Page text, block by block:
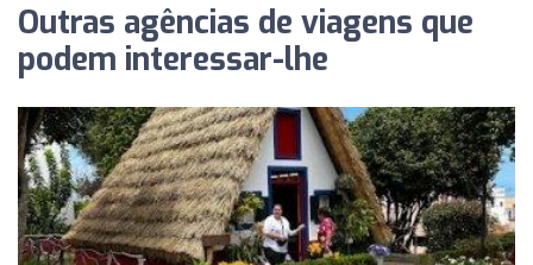
Outras agências de viagens que
podem interessar-lhe